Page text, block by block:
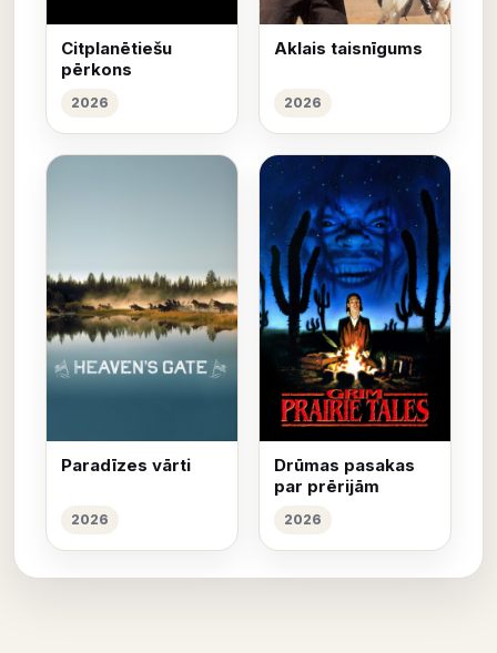
Citplanētiešu
pērkons
2026
Aklais taisnīgums
2026
Paradīzes vārti
2026
Drūmas pasakas
par prērijām
2026